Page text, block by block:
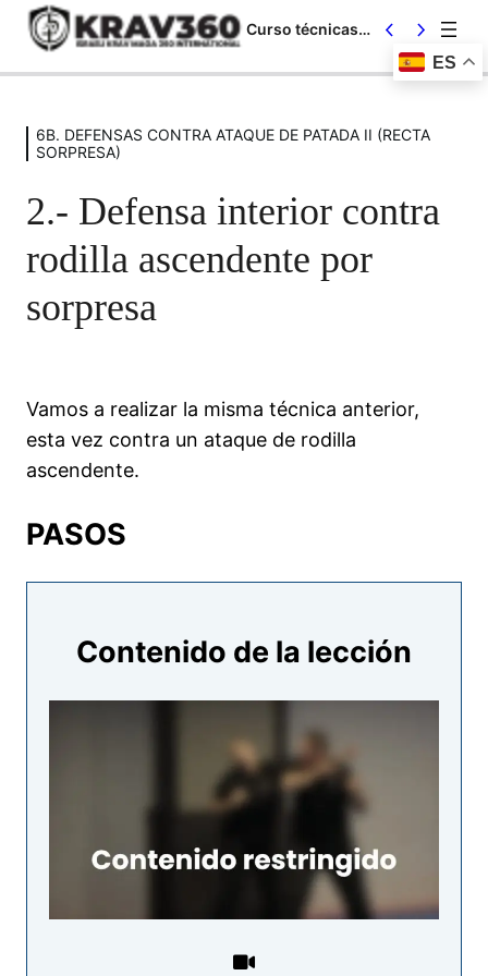
contenido
Curso técnicas de defensa personal Krav Maga – Cinturón naranja P3
1A. CAIDAS SUELO/PARED I
3 lecciones
3 lecciones
3A. DEFENSAS CONTRA ATAQUES
DE PUÑO II (RECTILÍNEOS)
4B. ATAQUES CONTRA ATAQUES DE
PUÑO III (CIRCULARES)
7 lecciones
PATADA I (RECTA PREPARADOS)
2 lecciones
6B. DEFENSAS CONTRA ATAQUE DE
PATADA II (RECTA SORPRESA)
1.- Defensa interior contra patada
ascendente por sorpresa (lado vivo,
muerto, muerto y martillo)
2.- Defensa interior contra rodilla
ascendente por sorpresa
Vista previa
3.- Defensa interior contra patada
“spoon” (lado vivo, muerto, muerto y
Vista previa
6B. DEFENSAS CONTRA ATAQUE DE PATADA II (RECTA
SORPRESA)
2.- Defensa interior contra
rodilla ascendente por
sorpresa
Vamos a realizar la misma técnica anterior,
esta vez contra un ataque de rodilla
ascendente.
PASOS
Contenido de la lección
ES